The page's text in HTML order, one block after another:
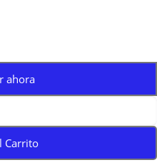
Carrito
ahora